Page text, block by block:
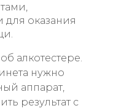
оказания
алкотестере.
нужно
аппарат,
результат с